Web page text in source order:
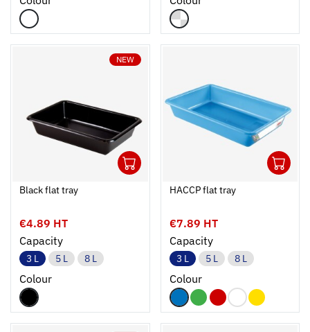
NEW
Add to cart
Fermer
Black flat tray
€4.89 HT
Capacity
3 L 5 L 8 L
Colour
HACCP flat tray
€7.89 HT
Capacity
3 L 5 L 8 L
Colour